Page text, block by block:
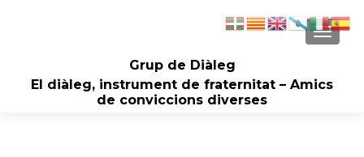
Grup de Diàleg
El diàleg, instrument de fraternitat – Amics
de conviccions diverses